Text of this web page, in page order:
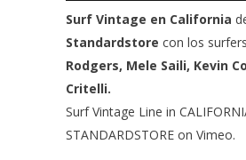
Surf Vintage en California
Standardstore con los
Rodgers, Mele Saili, Kevin
Critelli.
Surf Vintage Line in
STANDARDSTORE on Vimeo.